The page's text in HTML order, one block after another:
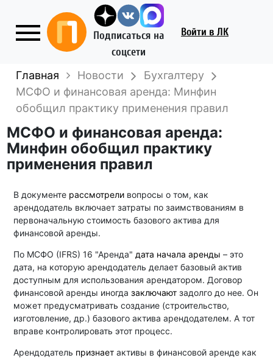
Подписаться на
соцсети
Войти в ЛК
Главная Новости
Бухгалтеру
МСФО и финансовая аренда: Минфин
обобщил практику применения правил
МСФО и финансовая аренда:
Минфин обобщил практику
применения правил
В документе рассмотреливопросы о том, как
арендодатель включает затраты по заимствованиям в
первоначальную стоимость базового актива для
финансовой аренды.
По МСФО (IFRS) 16 "Аренда" дата начала аренды – это
дата, на которую арендодатель делает базовый актив
доступным для использования арендатором. Договор
финансовой аренды иногда заключаютзадолго до нее. Он
может предусматривать создание (строительство,
изготовление, др.) базового актива арендодателем. А тот
вправе контролировать этот процесс.
Арендодатель признаетактивы в финансовой аренде как